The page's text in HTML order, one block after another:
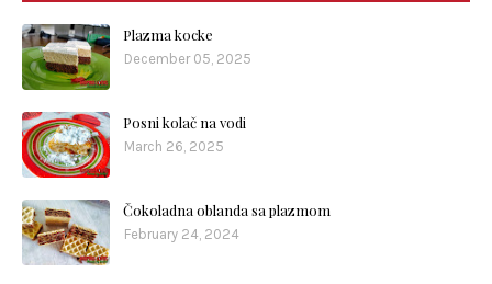
Plazma kocke
December 05, 2025
Posni kolač na vodi
March 26, 2025
Čokoladna oblanda sa plazmom
February 24, 2024